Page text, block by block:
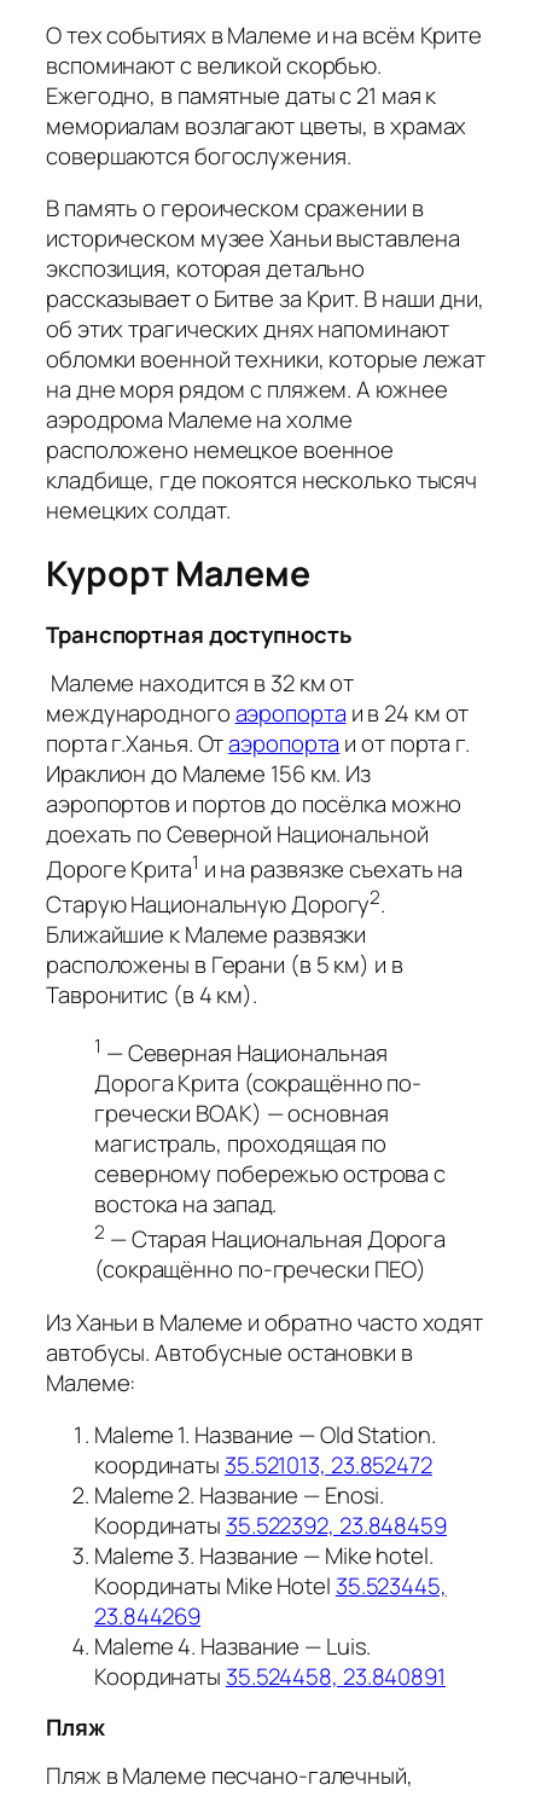
О тех событиях в Малеме и на всём Крите
вспоминают с великой скорбью.
Ежегодно, в памятные даты с 21 мая к
мемориалам возлагают цветы, в храмах
совершаются богослужения.
В память о героическом сражении в
историческом музее Ханьи выставлена
экспозиция, которая детально
рассказывает о Битве за Крит. В наши дни,
об этих трагических днях напоминают
обломки военной техники, которые лежат
на дне моря рядом с пляжем. А южнее
аэродрома Малеме на холме
расположено немецкое военное
кладбище, где покоятся несколько тысяч
немецких солдат.
Курорт Малеме
Транспортная доступность
Малеме находится в 32 км от
международногоаэропорта и в 24 км от
порта г.Ханья. Отаэропорта и от порта г.
Ираклион до Малеме 156 км. Из
аэропортов и портов до посёлка можно
доехать по Северной Национальной
Дороге Крита1 и на развязке съехать на
Старую Национальную Дорогу2.
Ближайшие к Малеме развязки
расположены в Герани (в 5 км) и в
Тавронитис (в 4 км).
1 — Северная Национальная
Дорога Крита (сокращённо по-
гречески ΒΟΑΚ) — основная
магистраль, проходящая по
северному побережью острова с
востока на запад.
2 — Старая Национальная Дорога
(сокращённо по-гречески ΠΕΟ)
Из Ханьи в Малеме и обратно часто ходят
автобусы. Автобусные остановки в
Малеме:
Maleme 1. Название — Old Station.
координаты 35.521013, 23.852472
Maleme 2. Название — Enosi.
Координаты 35.522392, 23.848459
Maleme 3. Название — Mike hotel.
Координаты Mike Hotel 35.523445,
23.844269
Maleme 4. Название — Luis.
Координаты 35.524458, 23.840891
Пляж
Пляж в Малеме песчано-галечный,